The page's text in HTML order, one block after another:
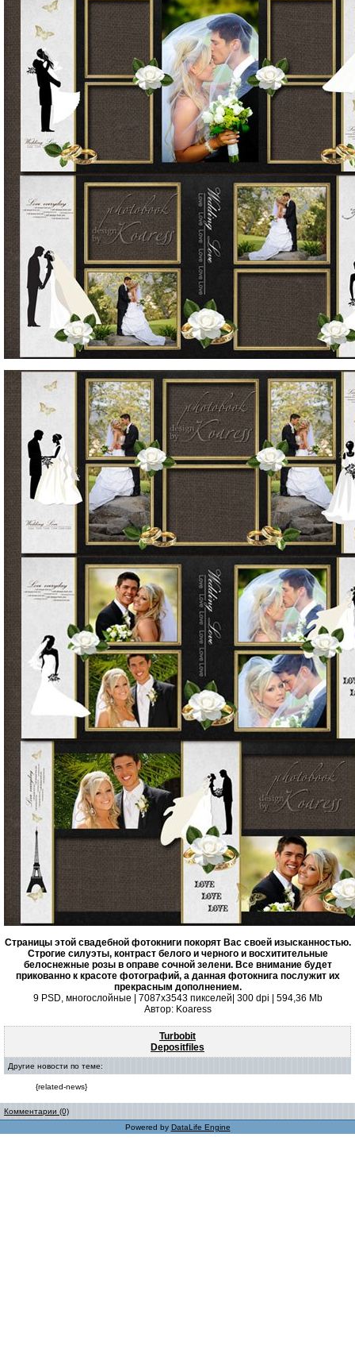
Страницы этой свадебной фотокниги покорят Вас своей изысканностью.
Строгие силуэты, контраст белого и черного и восхитительные
белоснежные розы в оправе сочной зелени. Все внимание будет
прикованно к красоте фотографий, а данная фотокнига послужит их
прекрасным дополнением.
9 PSD, многослойные | 7087x3543 пикселей| 300 dpi | 594,36 Mb
Автор: Koaress
Turbobit
Depositfiles
Другие новости по теме:
{related-news}
Комментарии (0)
Powered by DataLife Engine